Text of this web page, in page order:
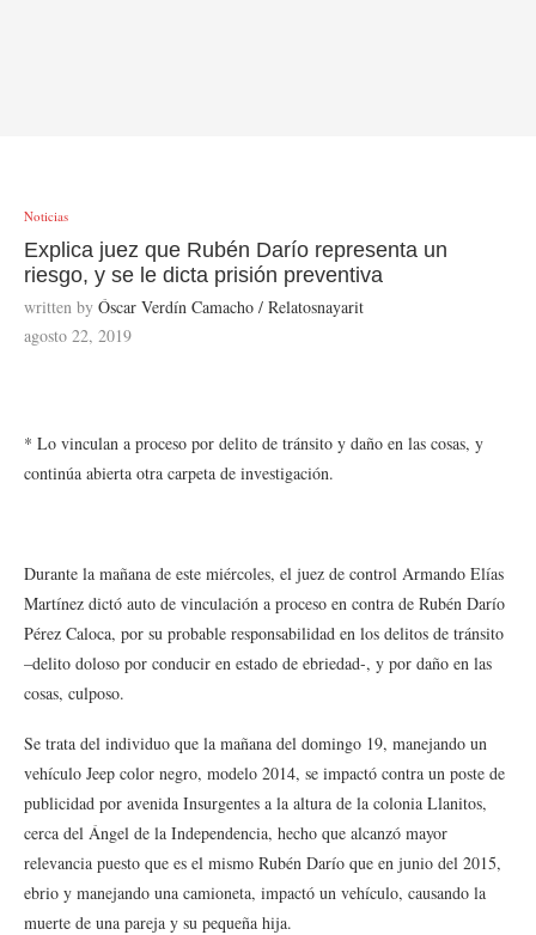
Noticias
Explica juez que Rubén Darío representa un
riesgo, y se le dicta prisión preventiva
written by Óscar Verdín Camacho / Relatosnayarit
agosto 22, 2019
* Lo vinculan a proceso por delito de tránsito y daño en las cosas, y
continúa abierta otra carpeta de investigación.
Durante la mañana de este miércoles, el juez de control Armando Elías
Martínez dictó auto de vinculación a proceso en contra de Rubén Darío
Pérez Caloca, por su probable responsabilidad en los delitos de tránsito
–delito doloso por conducir en estado de ebriedad-, y por daño en las
cosas, culposo.
Se trata del individuo que la mañana del domingo 19, manejando un
vehículo Jeep color negro, modelo 2014, se impactó contra un poste de
publicidad por avenida Insurgentes a la altura de la colonia Llanitos,
cerca del Ángel de la Independencia, hecho que alcanzó mayor
relevancia puesto que es el mismo Rubén Darío que en junio del 2015,
ebrio y manejando una camioneta, impactó un vehículo, causando la
muerte de una pareja y su pequeña hija.